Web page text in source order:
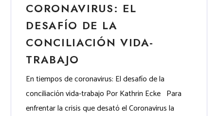
CORONAVIRUS: EL
DESAFÍO DE LA
CONCILIACIÓN VIDA-
TRABAJO
En tiempos de coronavirus: El desafío de la
conciliación vida-trabajo Por Kathrin Ecke Para
enfrentar la crisis que desató el Coronavirus la